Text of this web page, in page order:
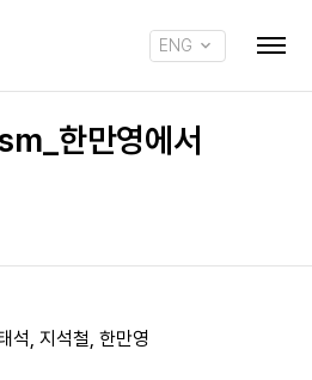
ENG
한만영에서
석, 지석철, 한만영